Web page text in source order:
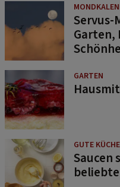
Servus-
Garten,
GARTEN
GUTE KÜCHE
Saucen